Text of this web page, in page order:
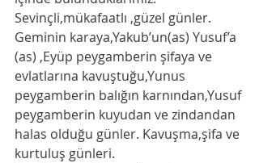
Sevinçli,mükafaatlı ,güzel günler.
Geminin karaya,Yakub’un(as) Yusuf’a
(as) ,Eyüp peygamberin şifaya ve
evlatlarına kavuştuğu,Yunus
peygamberin balığın karnından,Yusuf
peygamberin kuyudan ve zindandan
halas olduğu günler. Kavuşma,şifa ve
kurtuluş günleri.